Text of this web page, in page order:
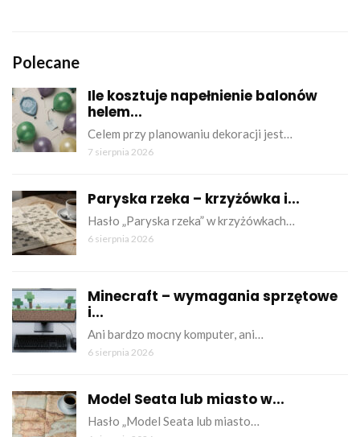
Polecane
Ile kosztuje napełnienie balonów
helem...
Celem przy planowaniu dekoracji jest…
7 sierpnia 2026
Paryska rzeka – krzyżówka i...
Hasło „Paryska rzeka” w krzyżówkach…
6 sierpnia 2026
Minecraft – wymagania sprzętowe
i...
Ani bardzo mocny komputer, ani…
6 sierpnia 2026
Model Seata lub miasto w...
Hasło „Model Seata lub miasto…